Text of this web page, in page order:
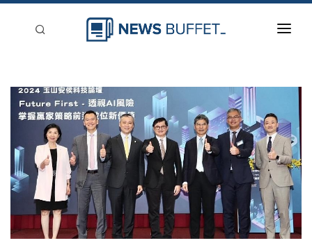
新聞稿分類
登入
刊登